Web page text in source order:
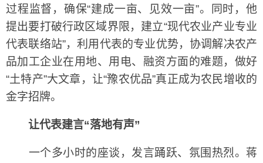
过程监督，确保“建成一亩、见效一亩”。同时，他
提出要打破行政区域界限，建立“现代农业产业专业
代表联络站”，利用代表的专业优势，协调解决农产
品加工企业在用地、用电、融资方面的难题，做好
“土特产”大文章，让“豫农优品”真正成为农民增收的
金字招牌。
让代表建言“落地有声”
一个多小时的座谈，发言踊跃、氛围热烈。蒋